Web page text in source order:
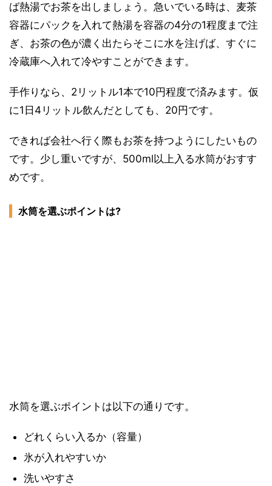
ば熱湯でお茶を出しましょう。急いでいる時は、麦茶
容器にパックを入れて熱湯を容器の4分の1程度まで注
ぎ、お茶の色が濃く出たらそこに水を注げば、すぐに
冷蔵庫へ入れて冷やすことができます。
手作りなら、2リットル1本で10円程度で済みます。仮
に1日4リットル飲んだとしても、20円です。
できれば会社へ行く際もお茶を持つようにしたいもの
です。少し重いですが、500ml以上入る水筒がおすす
めです。
水筒を選ぶポイントは?
水筒を選ぶポイントは以下の通りです。
どれくらい入るか（容量）
氷が入れやすいか
洗いやすさ